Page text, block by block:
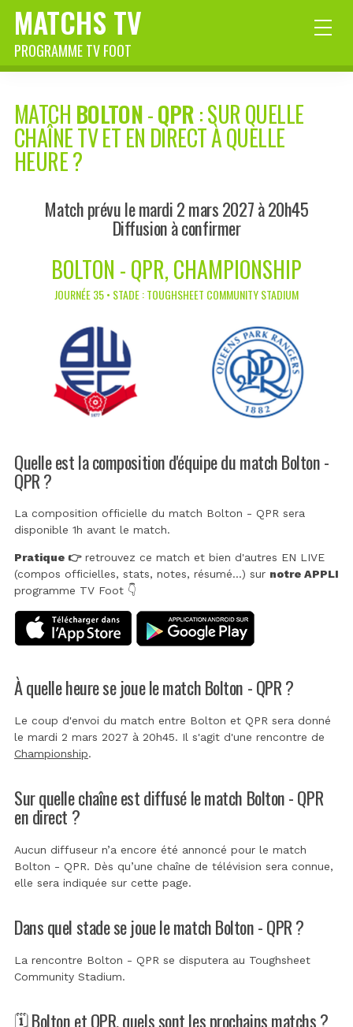
MATCHS TV
PROGRAMME TV FOOT
MATCH BOLTON-QPR: SUR QUELLE
CHAÎNE TV ET EN DIRECT À QUELLE
HEURE ?
Match prévu le mardi 2 mars 2027 à 20h45
Diffusion à confirmer
BOLTON - QPR, CHAMPIONSHIP
JOURNÉE 35 • STADE : TOUGHSHEET COMMUNITY STADIUM
Quelle est la composition d'équipe du match Bolton -
QPR ?
La composition officielle du match Bolton - QPR sera
disponible 1h avant le match.
Pratique 👉retrouvez ce match et bien d'autres EN LIVE
(compos officielles, stats, notes, résumé...) sur notre APPLI
programme TV Foot 👇
À quelle heure se joue le match Bolton - QPR ?
Le coup d'envoi du match entre Bolton et QPR sera donné
le mardi 2 mars 2027 à 20h45. Il s'agit d'une rencontre de
Championship.
Sur quelle chaîne est diffusé le match Bolton - QPR
en direct ?
Aucun diffuseur n’a encore été annoncé pour le match
Bolton - QPR. Dès qu’une chaîne de télévision sera connue,
elle sera indiquée sur cette page.
Dans quel stade se joue le match Bolton - QPR ?
La rencontre Bolton - QPR se disputera au Toughsheet
Community Stadium.
🗓️ Bolton et QPR, quels sont les prochains matchs ?